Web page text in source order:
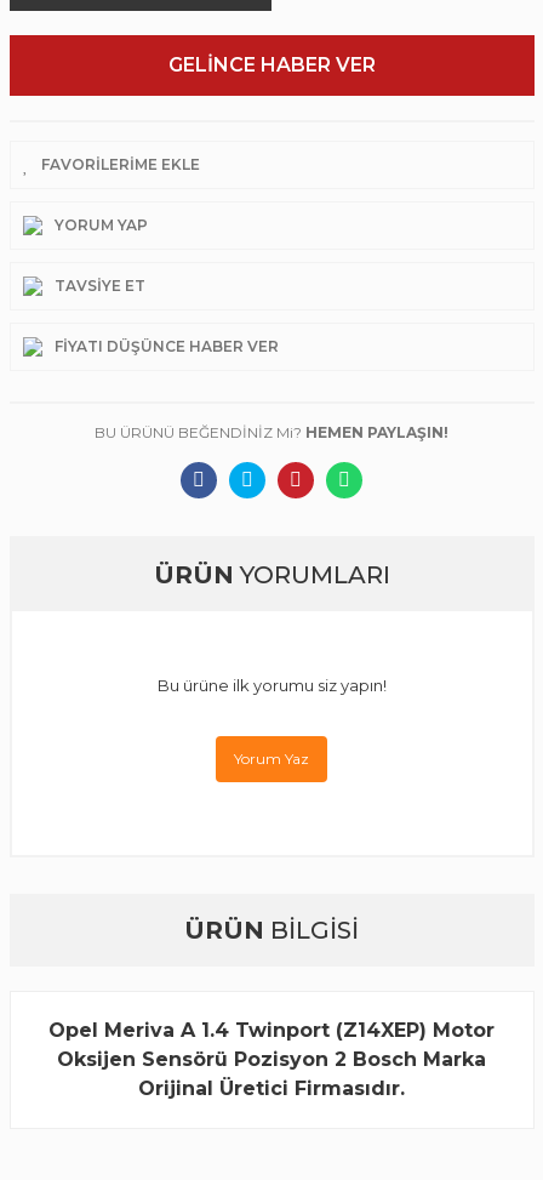
GELİNCE HABER VER
YORUM YAP
TAVSIYE ET
FIYATI DÜŞÜNCE HABER VER
BU ÜRÜNÜ BEĞENDİNİZ Mi? HEMEN PAYLAŞIN!
ÜRÜN YORUMLARI
Bu ürüne ilk yorumu siz yapın!
Yorum Yaz
ÜRÜN BİLGİSİ
Opel Meriva A 1.4 Twinport (Z14XEP) Motor
Oksijen Sensörü Pozisyon 2 Bosch Marka
Orijinal Üretici Firmasıdır.